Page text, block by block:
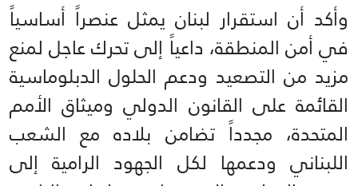
وأكد أن استقرار لبنان يمثل عنصراً أساسياً
في أمن المنطقة، داعياً إلى تحرك عاجل لمنع
مزيد من التصعيد ودعم الحلول الدبلوماسية
القائمة على القانون الدولي وميثاق الأمم
المتحدة، مجدداً تضامن بلاده مع الشعب
اللبناني ودعمها لكل الجهود الرامية إلى